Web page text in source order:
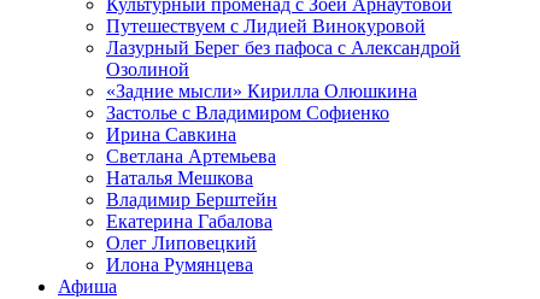
Культурный променад с Зоей Арнаутовой
Путешествуем с Лидией Винокуровой
Лазурный Берег без пафоса с Александрой
Озолиной
«Задние мысли» Кирилла Олюшкина
Застолье с Владимиром Софиенко
Ирина Савкина
Светлана Артемьева
Наталья Мешкова
Владимир Берштейн
Екатерина Габалова
Олег Липовецкий
Илона Румянцева
Афиша